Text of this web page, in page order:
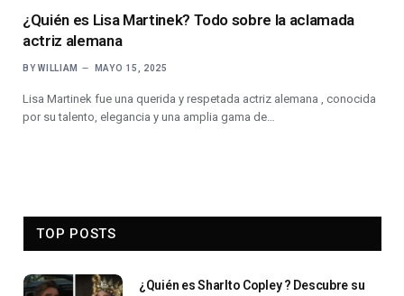
¿Quién es Lisa Martinek? Todo sobre la aclamada
actriz alemana
BY WILLIAM MAYO 15, 2025
Lisa Martinek fue una querida y respetada actriz alemana , conocida
por su talento, elegancia y una amplia gama de…
TOP POSTS
¿Quién es Sharlto Copley ? Descubre su